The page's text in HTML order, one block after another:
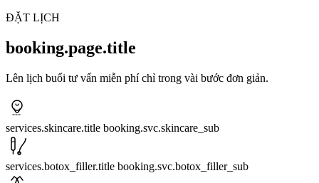
ĐẶT LỊCH
booking.page.title
Lên lịch buổi tư vấn miễn phí chỉ trong vài bước đơn giản.
services.skincare.title booking.svc.skincare_sub
services.botox_filler.title booking.svc.botox_filler_sub